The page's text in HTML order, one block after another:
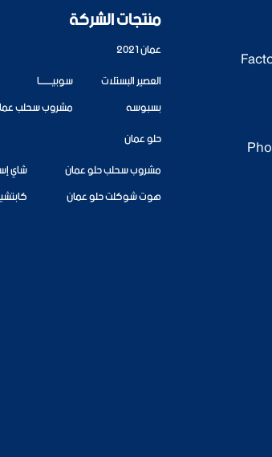
منتجات الشركة
عمان 2021
العصير البستلات
سوبيــــــــا
بسبوسه
مشروب سحلب
حلو عمان
مشروب سحلب حلو عمان
شاي
هوت شوكلت حلو عمان